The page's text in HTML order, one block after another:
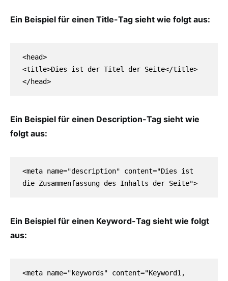
Ein Beispiel für einen Title-Tag sieht wie folgt aus:
<head>
<title>Dies ist der Titel der Seite</title>
Ein Beispiel für einen Description-Tag sieht wie
folgt aus:
<meta name="description" content="Dies ist
die Zusammenfassung des Inhalts der Seite">
Ein Beispiel für einen Keyword-Tag sieht wie folgt
aus:
<meta name="keywords" content="Keyword1,